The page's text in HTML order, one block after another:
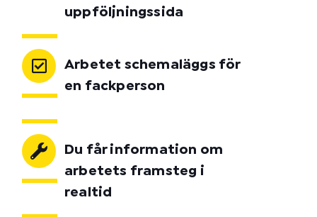
uppföljningssida
Arbetet schemaläggs för
en fackperson
Du får information om
arbetets framsteg i
realtid